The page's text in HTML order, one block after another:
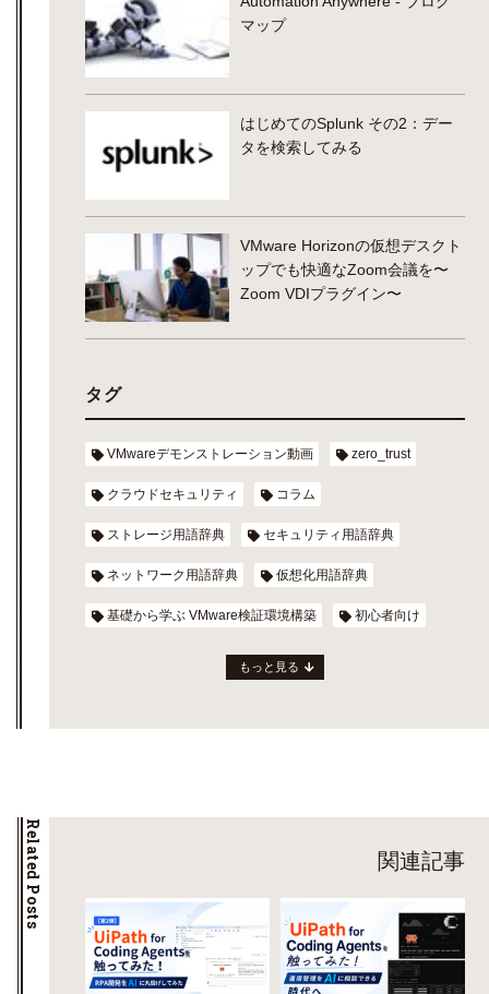
マップ
はじめてのSplunk その2：デー
タを検索してみる
VMware Horizonの仮想デスクト
ップでも快適なZoom会議を〜
Zoom VDIプラグイン〜
タグ
VMwareデモンストレーション動画 zero_trust
クラウドセキュリティ コラム
ストレージ用語辞典 セキュリティ用語辞典
ネットワーク用語辞典 仮想化用語辞典
基礎から学ぶ VMware検証環境構築 初心者向け
もっと見る
Related Posts 関連記事